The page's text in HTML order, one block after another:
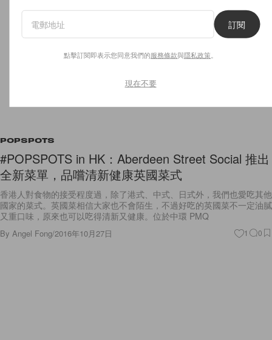
POPSPOTS
#POPSPOTS in HK：Aberdeen Street Social 推出
全新菜單，品嚐清新健康英國菜式
香港人對食物的接受程度過，除了港式、中式、日式外，我們也愛吃其他
國家的菜式。英國菜相信大家也不會陌生，不過好吃的英國菜不一定油膩
又重口味，原來也可以吃得清新又健康。位於中環 PMQ
By Angel Fong/2016年10月27日 1 0
訂閱
點擊訂閱即表示您同意我們的服務條款與隱私政策
現在不要